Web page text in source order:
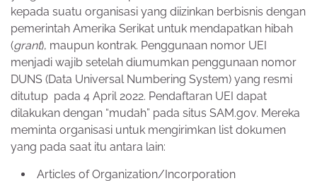
kepada suatu organisasi yang diizinkan berbisnis dengan
pemerintah Amerika Serikat untuk mendapatkan hibah
(grant), maupun kontrak. Penggunaan nomor UEI
menjadi wajib setelah diumumkan penggunaan nomor
DUNS (Data Universal Numbering System) yang resmi
ditutup pada 4 April 2022. Pendaftaran UEI dapat
dilakukan dengan “mudah” pada situs SAM.gov. Mereka
meminta organisasi untuk mengirimkan list dokumen
yang pada saat itu antara lain:
Articles of Organization/Incorporation